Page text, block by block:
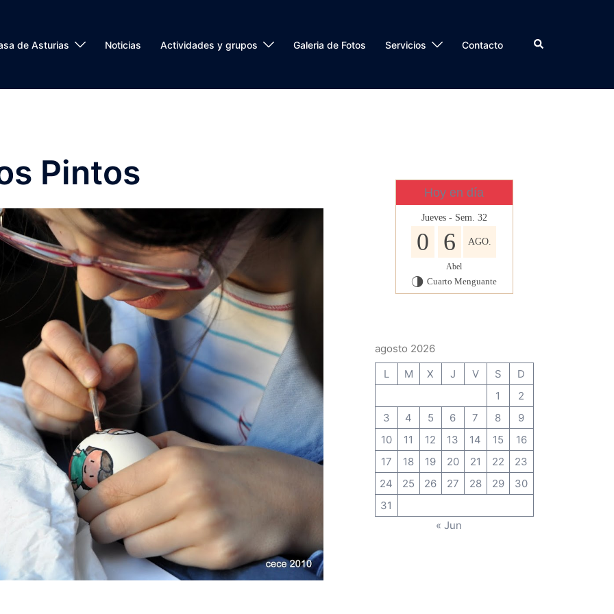
de Asturias Noticias Actividades y grupos Galeria de Fotos Servicios Contacto Buscar
Pintos Hoy en día
Jueves - Sem. 32
0 6 AGO.
Abel
T Cuarto Menguante
agosto 2026
L
M X J V S
D
1
2
3
4 5 6 7 8
9
10
11 12 13 14 15
16
17
18 19 20 21 22
23
24
25 26 27 28 29
30
31
« Jun